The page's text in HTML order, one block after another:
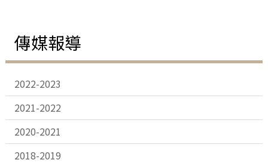
傳媒報導
2022-2023
2021-2022
2020-2021
2018-2019